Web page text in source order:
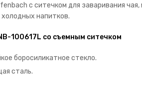
с ситечком для заваривания
напитков.
100617L со съемным ситечком
боросиликатное стекло.
сталь.